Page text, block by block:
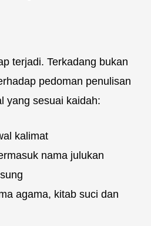
terjadi. Terkadang bukan
pedoman penulisan
yang sesuai kaidah:
kalimat
nama julukan
agama, kitab suci dan